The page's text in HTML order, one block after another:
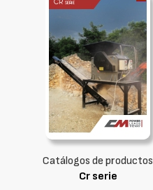
Catálogos de productos
Cr serie